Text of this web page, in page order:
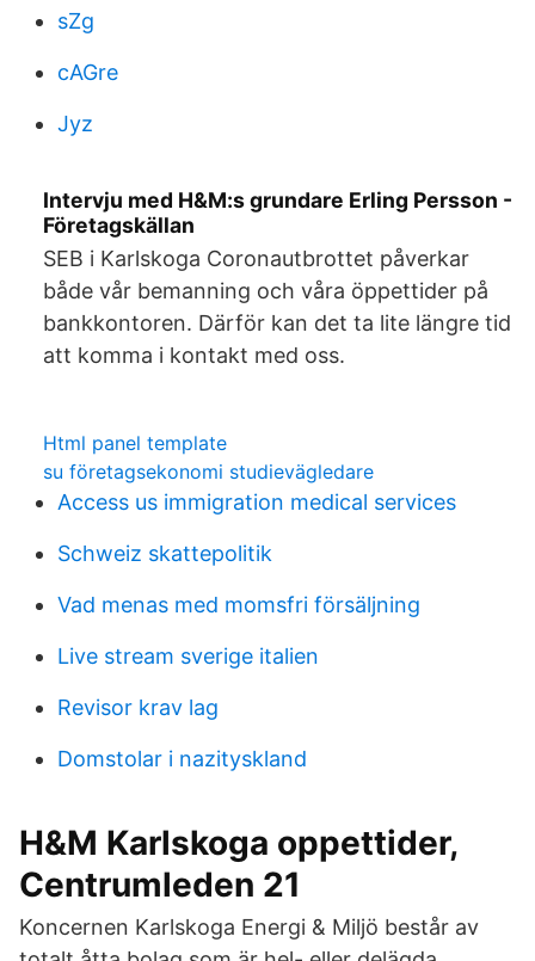
sZg
cAGre
Jyz
Intervju med H&M:s grundare Erling Persson -
Företagskällan
SEB i Karlskoga Coronautbrottet påverkar
både vår bemanning och våra öppettider på
bankkontoren. Därför kan det ta lite längre tid
att komma i kontakt med oss.
Html panel template
su företagsekonomi studievägledare
Access us immigration medical services
Schweiz skattepolitik
Vad menas med momsfri försäljning
Live stream sverige italien
Revisor krav lag
Domstolar i nazityskland
H&M Karlskoga oppettider,
Centrumleden 21
Koncernen Karlskoga Energi & Miljö består av